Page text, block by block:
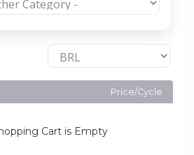
Price/Cycle
Cart is Empty